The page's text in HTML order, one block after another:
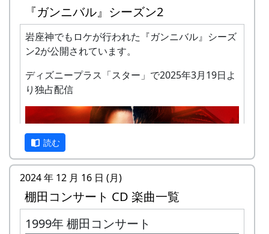
私達メシポンバンドが若い頃連続出場を果たして
ガーの“坂庭省悟さん”を始め審査員の方が見守る
中、毎年優秀バンドが表彰されました。
私達は、この「棚田のうた ～ふるさと加美の里
へ～」で出場した年、“２位”に入ることができま
した。賞品は何と！「地元産の卵、半年分」でし
た。
『ガンニバル』シーズン2
岩座神でもロケが行われた『ガンニバル』シーズ
ン2が公開されています。
ディズニープラス「スター」で2025年3月19日よ
り独占配信
読む
2024 年 12 月 16 日 (月)
棚田コンサート CD 楽曲一覧
1999年 棚田コンサート